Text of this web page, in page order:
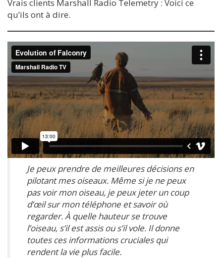
Vrais clients Marshall Radio Telemetry : Voici ce
qu’ils ont à dire.
Je peux prendre de meilleures décisions en
pilotant mes oiseaux. Même si je ne peux
pas voir mon oiseau, je peux jeter un coup
d’œil sur mon téléphone et savoir où
regarder. À quelle hauteur se trouve
l’oiseau, s’il est assis ou s’il vole. Il donne
toutes ces informations cruciales qui
rendent la vie plus facile.